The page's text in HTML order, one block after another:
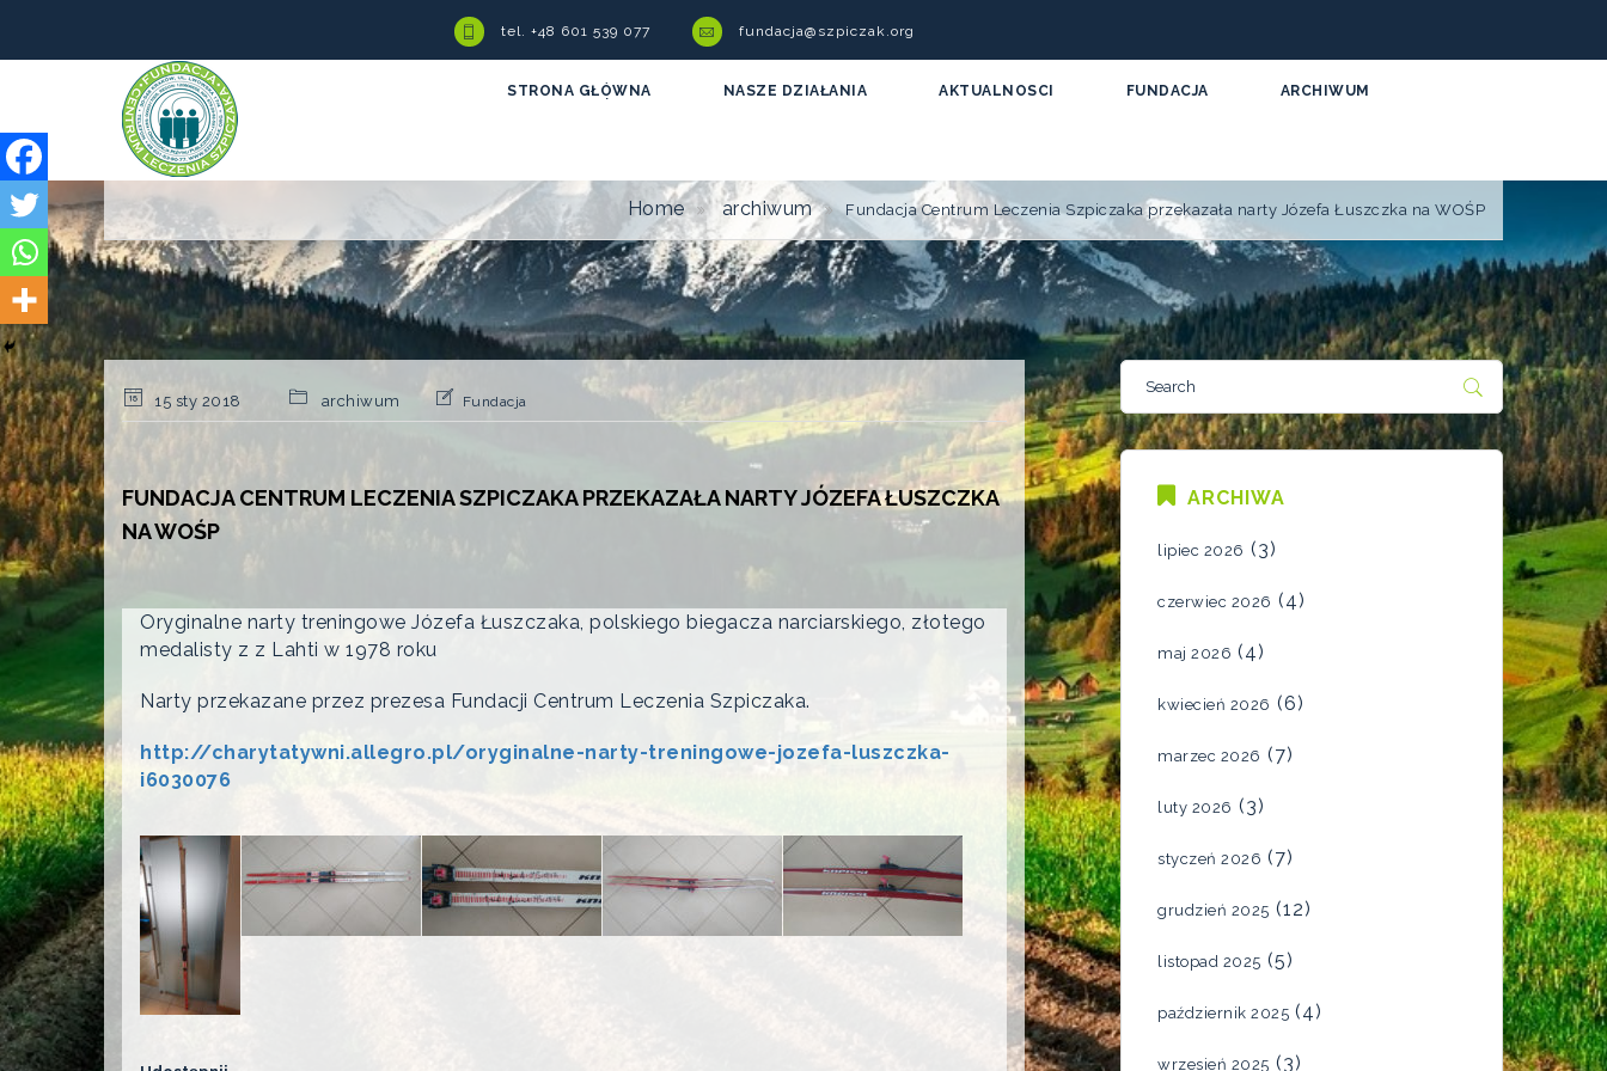
tel. +48 601 539 077 fundacja@szpiczak.org
STRONA GŁÓWNA NASZE DZIAŁANIA AKTUALNOSCI FUNDACJA ARCHIWUM
Home archiwum Fundacja Centrum Leczenia Szpiczaka przekazała narty Józefa Łuszczka na WOŚP
15 sty 2018 archiwum Fundacja
FUNDACJA CENTRUM LECZENIA SZPICZAKA PRZEKAZAŁA NARTY JÓZEFA ŁUSZCZKA
NA WOŚP
Oryginalne narty treningowe Józefa Łuszczaka, polskiego biegacza narciarskiego, złotego
medalisty z z Lahti w 1978 roku
Narty przekazane przez prezesa Fundacji Centrum Leczenia Szpiczaka.
http://charytatywni.allegro.pl/oryginalne-narty-treningowe-jozefa-luszczka-
i6030076
ARCHIWA
lipiec 2026 (3)
czerwiec 2026 (4)
maj 2026 (4)
kwiecień 2026 (6)
marzec 2026 (7)
luty 2026 (3)
styczeń 2026 (7)
grudzień 2025 (12)
listopad 2025 (5)
październik 2025 (4)
wrzesień 2025 (3)